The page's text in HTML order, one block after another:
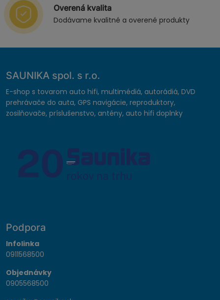
Overená kvalita
Dodávame kvalitné a overené produkty
SAUNIKA spol. s r.o.
E-shop s tovarom auto hifi, multimédiá, autorádiá, DVD
prehrávače do auta, GPS navigácie, reproduktory,
zosilňovače, príslušenstvo, antény, auto hifi doplnky
Podpora
Infolinka
0911568500
Objednávky
0905568500